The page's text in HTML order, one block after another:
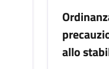
allo